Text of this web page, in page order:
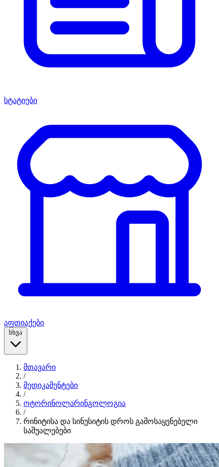
სტატიები
აფთიაქები
სხვა
მთავარი
/
მედიკამენტები
/
ოტორინოლარინგოლოგია
/
რინიტისა და სინუსიტის დროს გამოსაყენებელი
საშუალებები